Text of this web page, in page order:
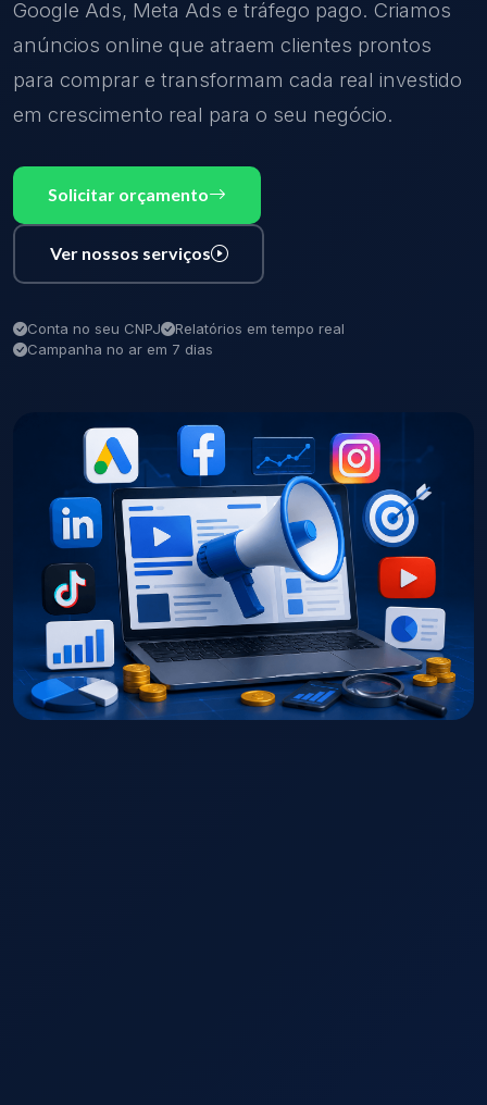
Google Ads, Meta Ads e tráfego pago. Criamos
anúncios online que atraem clientes prontos
para comprar e transformam cada real investido
em crescimento real para o seu negócio.
Solicitar orçamento
Ver nossos serviços
Conta no seu CNPJ
Relatórios em tempo real
Campanha no ar em 7 dias